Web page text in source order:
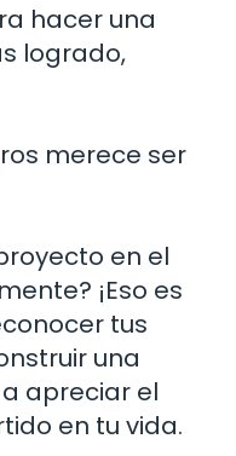
hacer una
logrado,
merece ser
en el
¡Eso es
tus
una
apreciar el
en tu vida.